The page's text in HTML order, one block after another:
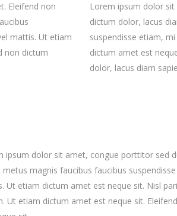
Eleifend non
mattis. Ut etiam
non dictum
Lorem ipsum dolor
dictum dolor, lacus
suspendisse etiam,
dictum amet est
dolor, lacus diam
ipsum dolor sit amet, congue porttitor sed
metus magnis faucibus faucibus
Ut etiam dictum amet est neque sit. Nisl
Ut etiam dictum amet est neque sit.